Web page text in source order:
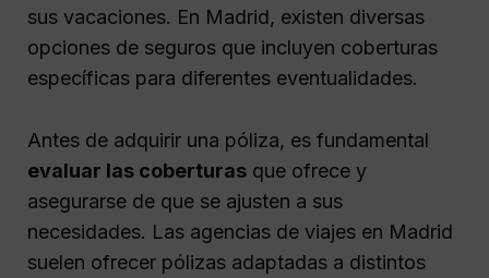
sus vacaciones. En Madrid, existen diversas
opciones de seguros que incluyen coberturas
específicas para diferentes eventualidades.
Antes de adquirir una póliza, es fundamental
evaluar las coberturas que ofrece y
asegurarse de que se ajusten a sus
necesidades. Las agencias de viajes en Madrid
suelen ofrecer pólizas adaptadas a distintos